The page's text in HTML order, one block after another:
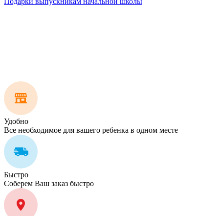
Удобно
Все необходимое для вашего ребенка в одном месте
Быстро
Соберем Ваш заказ быстро